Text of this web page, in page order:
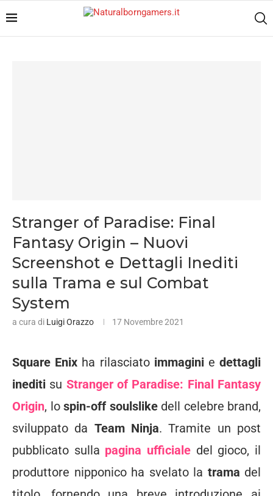
Stranger of Paradise: Final
Fantasy Origin – Nuovi
Screenshot e Dettagli Inediti
sulla Trama e sul Combat
System
a cura di Luigi Orazzo 17 Novembre 2021
Square Enix ha rilasciato immaginiedettagli
inediti su Stranger of Paradise: Final Fantasy
Origin, lo spin-off soulslikedell celebre brand,
sviluppato da Team Ninja. Tramite un post
pubblicato sulla pagina ufficiale del gioco, il
produttore nipponico ha svelato la trama del